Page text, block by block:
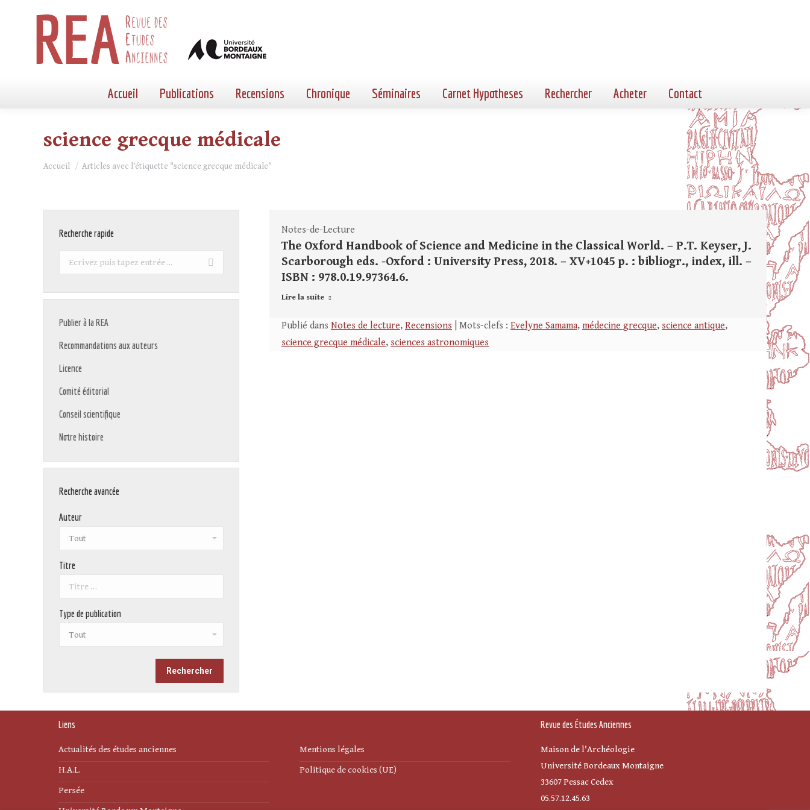
Accueil Publications Recensions Chronique Séminaires Carnet Hypotheses Rechercher Acheter Contact
science grecque médicale
Vous êtes ici :
Accueil Articles avec l’étiquette "science grecque médicale"
Notes-de-Lecture
The Oxford Handbook of Science and Medicine in the Classical World. – P.T. Keyser, J.
Scarborough eds. -Oxford : University Press, 2018. – XV+1045 p. : bibliogr., index, ill. –
ISBN : 978.0.19.97364.6.
Lire la suite
Publié dans Notes de lecture, Recensions | Mots-clefs : Evelyne Samama, médecine grecque, science antique,
science grecque médicale, sciences astronomiques
Recherche rapide
Recherche
Publier à la REA
Recommandations aux auteurs
Licence
Comité éditorial
Conseil scientifique
Notre histoire
Recherche avancée
Auteur
Titre
Type de publication
Liens
Actualités des études anciennes
H.A.L.
Persée
Mentions légales
Politique de cookies (UE)
Revue des Études Anciennes
Maison de l'Archéologie
Université Bordeaux Montaigne
33607 Pessac Cedex
05.57.12.45.63